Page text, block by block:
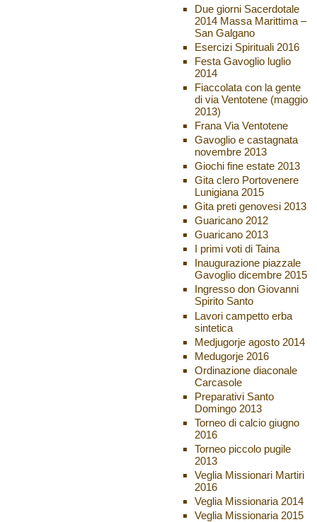
Due giorni Sacerdotale
2014 Massa Marittima –
San Galgano
Esercizi Spirituali 2016
Festa Gavoglio luglio
2014
Fiaccolata con la gente
di via Ventotene (maggio
2013)
Frana Via Ventotene
Gavoglio e castagnata
novembre 2013
Giochi fine estate 2013
Gita clero Portovenere
Lunigiana 2015
Gita preti genovesi 2013
Guaricano 2012
Guaricano 2013
I primi voti di Taina
Inaugurazione piazzale
Gavoglio dicembre 2015
Ingresso don Giovanni
Spirito Santo
Lavori campetto erba
sintetica
Medjugorje agosto 2014
Medugorje 2016
Ordinazione diaconale
Carcasole
Preparativi Santo
Domingo 2013
Torneo di calcio giugno
2016
Torneo piccolo pugile
2013
Veglia Missionari Martiri
2016
Veglia Missionaria 2014
Veglia Missionaria 2015